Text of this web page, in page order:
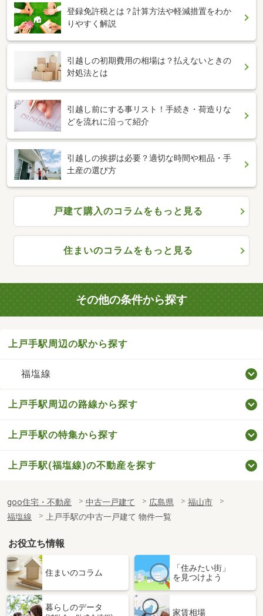
登録免許税とは？計算方法や軽減措置をわか
りやすく解説
引越しの初期費用の相場は？払えないときの
対処法とは
引越し前にする事リスト！手続き・荷造りな
どを流れに沿って紹介
引越しの挨拶は必要？適切な時間や粗品・手
土産の選び方
戸建て購入のコラムをもっと見る
住まいのコラムをもっと見る
その他の条件から探す
上戸手駅周辺の駅から探す
福塩線
上戸手駅周辺の路線から探す
上戸手駅の特集から探す
上戸手駅(福塩線)の不動産を探す
goo住宅・不動産 中古一戸建て 広島県
福山市
福塩線
上戸手駅の中古一戸建て 物件一覧
お役立ち情報
住まいのコラム
「住みたい街」
を見つけよう
暮らしのデータ
家賃相場